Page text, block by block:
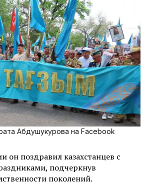
Абдушукурова на Facebook
он поздравил казахстанцев с
подчеркнув
поколений.